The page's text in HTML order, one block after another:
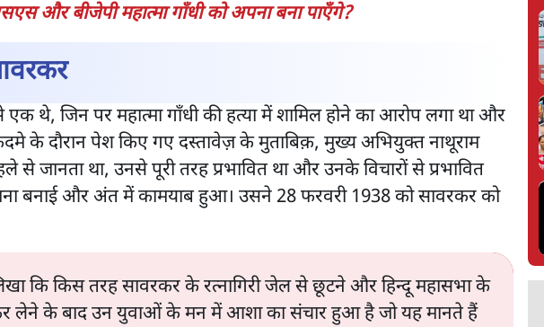
और बीजेपी महात्मा गाँधी को अपना बना पाएँगे?
थे, जिन पर महात्मा गाँधी की हत्या में शामिल होने का आरोप लगा था और
के दौरान पेश किए गए दस्तावेज़ के मुताबिक़, मुख्य अभियुक्त नाथूराम
से जानता था, उनसे पूरी तरह प्रभावित था और उनके विचारों से प्रभावित
बनाई और अंत में कामयाब हुआ। उसने 28 फरवरी 1938 को सावरकर को
कि किस तरह सावरकर के रत्नागिरी जेल से छूटने और हिन्दू महासभा के
लेने के बाद उन युवाओं के मन में आशा का संचार हुआ है जो यह मानते हैं